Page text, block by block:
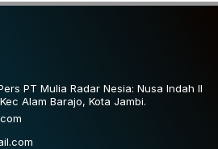
PT Mulia Radar Nesia: Nusa Indah II
Alam Barajo, Kota Jambi.